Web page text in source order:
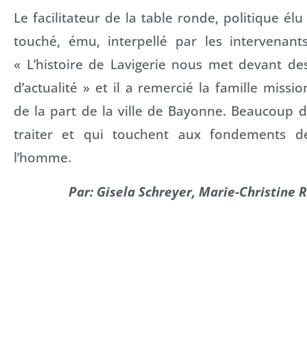
Le facilitateur de la table ronde, politique élu
touché, ému, interpellé par les
« L’histoire de Lavigerie nous met devant
d’actualité » et il a remercié la famille
de la part de la ville de Bayonne. Beaucoup
traiter et qui touchent aux fondements
l’homme.
Par: Gisela Schreyer, Marie-Christine